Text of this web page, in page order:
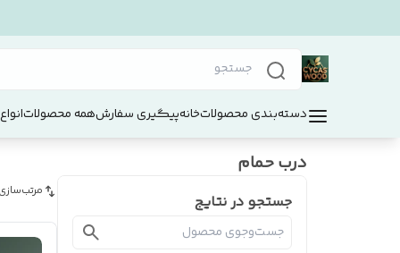
دسته‌بندی محصولاتخانهپیگیری سفارشهمه محصولات
درب حمام
جستجو در نتایج